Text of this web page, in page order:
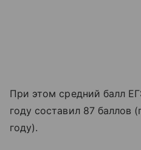
При этом средний балл
году составил 87 баллов
году).